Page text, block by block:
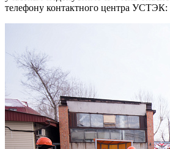
телефону контактного центра УСТЭК: